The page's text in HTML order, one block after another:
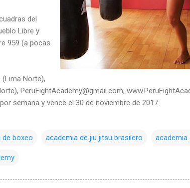
del
Libre y
959 (a pocas
Norte),
PeruFightAcademy@gmail.com,
semana y vence el 30 de noviembre de 2017.
de boxeo academia de jiu jitsu brasilero academia